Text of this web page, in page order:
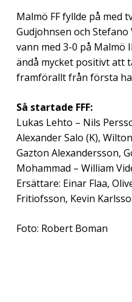
Malmö FF fyllde på med
Gudjohnsen och Stefano
vann med 3-0 på Malmö
ändå mycket positivt att
framförallt från första
Så startade FFF:
Lukas Lehto – Nils
Alexander Salo (K),
Gazton Alexandersson,
Mohammad – William
Ersättare: Einar Flaa,
Fritiofsson, Kevin
Foto: Robert Boman